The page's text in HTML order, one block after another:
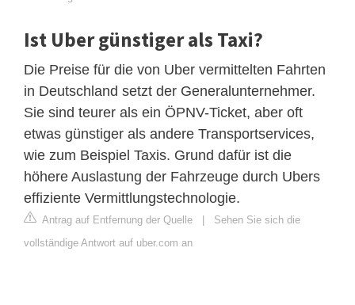
Ist Uber günstiger als Taxi?
Die Preise für die von Uber vermittelten Fahrten
in Deutschland setzt der Generalunternehmer.
Sie sind teurer als ein ÖPNV-Ticket, aber oft
etwas günstiger als andere Transportservices,
wie zum Beispiel Taxis. Grund dafür ist die
höhere Auslastung der Fahrzeuge durch Ubers
effiziente Vermittlungstechnologie.
Antrag auf Entfernung der Quelle | Sehen Sie sich die
vollständige Antwort auf uber.com an